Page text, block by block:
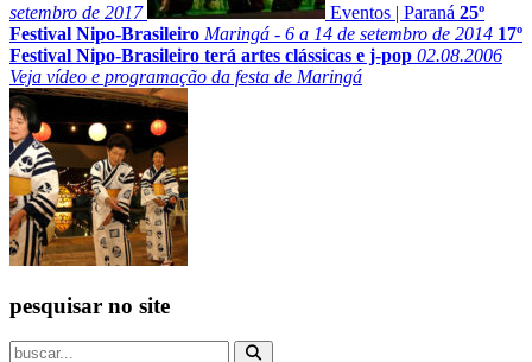
setembro de 2017 Eventos | Paraná 25º
Festival Nipo-Brasileiro Maringá - 6 a 14 de setembro de 2014 17º
Festival Nipo-Brasileiro terá artes clássicas e j-pop 02.08.2006
Veja vídeo e programação da festa de Maringá
pesquisar no site